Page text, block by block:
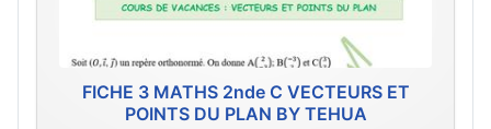
FICHE 3 MATHS 2nde C VECTEURS ET
POINTS DU PLAN BY TEHUA